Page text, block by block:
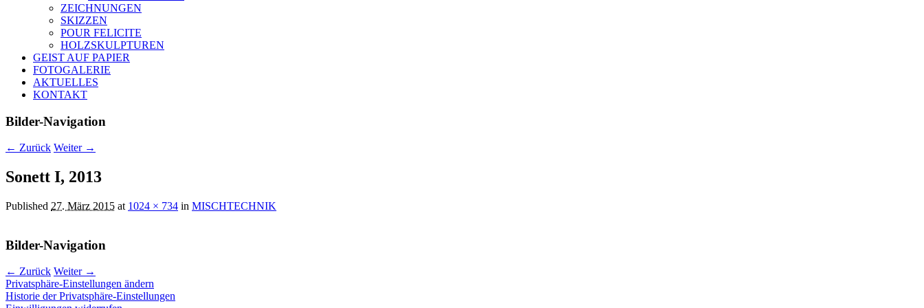
ZEICHNUNGEN
SKIZZEN
POUR FELICITE
HOLZSKULPTUREN
GEIST AUF PAPIER
FOTOGALERIE
AKTUELLES
KONTAKT
Bilder-Navigation
← Zurück Weiter →
Sonett I, 2013
Published 27. März 2015 at 1024 × 734 in MISCHTECHNIK
Bilder-Navigation
← Zurück Weiter →
Privatsphäre-Einstellungen ändern
Historie der Privatsphäre-Einstellungen